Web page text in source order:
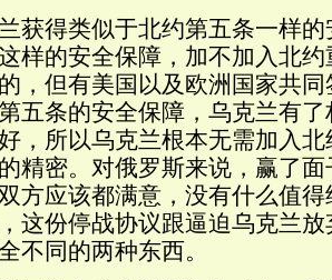
获得类似于北约第五条一样
样的安全保障，加不加入北
，但有美国以及欧洲国家共
五条的安全保障，乌克兰有
，所以乌克兰根本无需加入
精密。对俄罗斯来说，赢了
方应该都满意，没有什么值
这份停战协议跟逼迫乌克兰
不同的两种东西。